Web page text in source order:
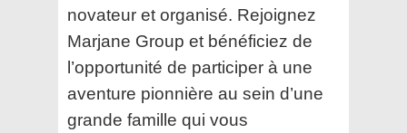
novateur et organisé. Rejoignez
Marjane Group et bénéficiez de
l’opportunité de participer à une
aventure pionnière au sein d’une
grande famille qui vous